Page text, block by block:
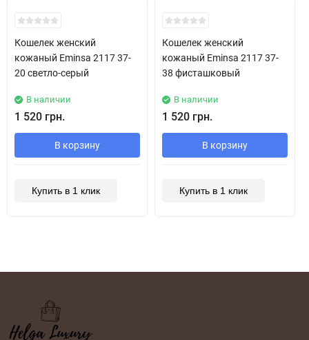
Хит!
Кошелек женский
кожаный Eminsa 2117 37-
20 светло-серый
В наличии
1 520 грн.
В корзину
Купить в 1 клик
Хит!
Кошелек женский
кожаный Eminsa 2117 37-
38 фисташковый
В наличии
1 520 грн.
В корзину
Купить в 1 клик